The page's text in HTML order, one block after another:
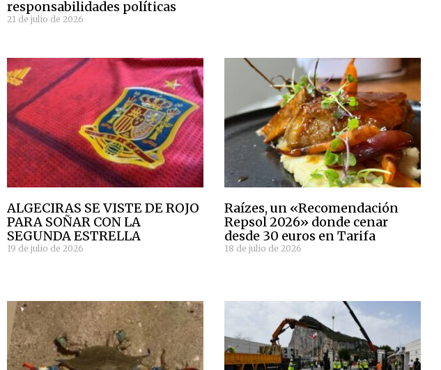
responsabilidades políticas
21 de julio de 2026
ALGECIRAS SE VISTE DE ROJO
PARA SOÑAR CON LA
SEGUNDA ESTRELLA
19 de julio de 2026
Raízes, un «Recomendación
Repsol 2026» donde cenar
desde 30 euros en Tarifa
18 de julio de 2026